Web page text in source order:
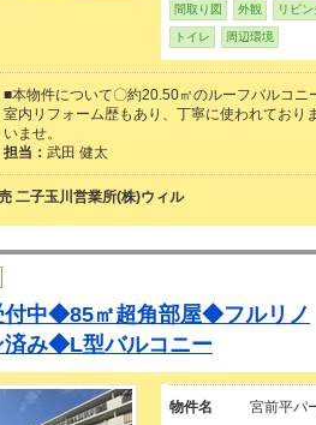
間取り図 外観 リビ
トイレ 周辺環境
■本物件について〇約20.50㎡のルーフバルコ
室内リフォーム歴もあり、丁寧に使われており
いませ。
担当： 武田 健太
二子玉川営業所(株)ウィル
付中◆85㎡超角部屋◆フルリノ
済み◆L型バルコニー
物件名 宮前平パ